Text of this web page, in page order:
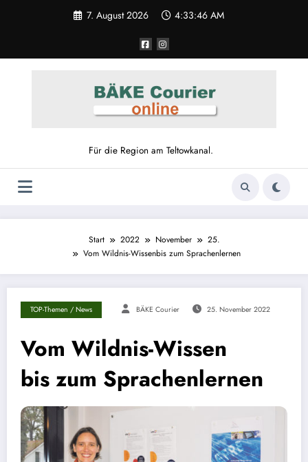
7. August 2026 4:33:46 AM
Für die Region am Teltowkanal.
Start 2022 November
25.
Vom Wildnis-Wissenbis zum Sprachenlernen
TOP-Themen / News BÄKE Courier 25. November 2022
Vom Wildnis-Wissen
bis zum Sprachenlernen